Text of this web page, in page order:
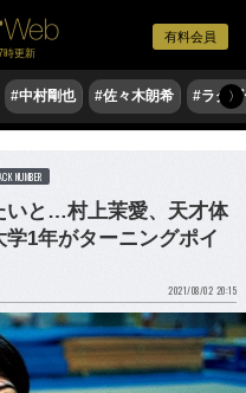
有料会員
時更新
#中村剛也 #佐々木朗希 #ラグ〉
NUMBER
いと…村上茉愛、天才体
1年がターニングポイ
2021/08/02 20:15